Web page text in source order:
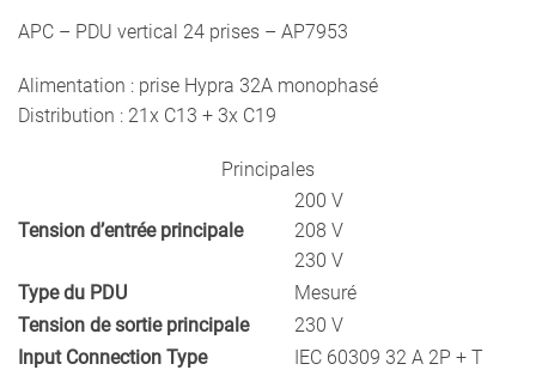
C13
3x
C19
APC – PDU vertical 24 prises – AP7953
Alimentation : prise Hypra 32A monophasé
Distribution : 21x C13 + 3x C19
Principales
Tension d’entrée principale
200 V
208 V
230 V
Type du PDU
Mesuré
Tension de sortie principale
230 V
Input Connection Type
IEC 60309 32 A 2P + T